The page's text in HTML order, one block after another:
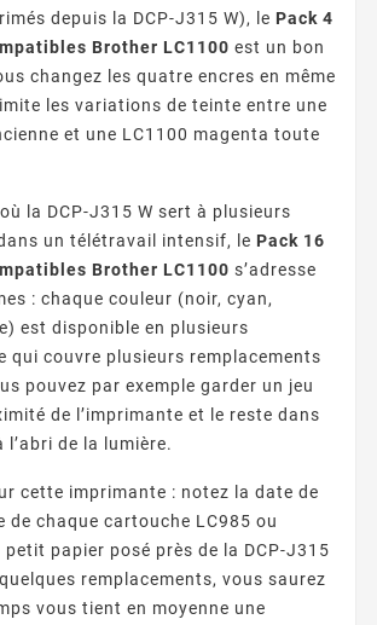
depuis la DCP-J315 W), le Pack 4
Brother LC1100 est un bon
changez les quatre encres en même
les variations de teinte entre une
et une LC1100 magenta toute
la DCP-J315 W sert à plusieurs
un télétravail intensif, le Pack 16
Brother LC1100 s’adresse
: chaque couleur (noir, cyan,
est disponible en plusieurs
qui couvre plusieurs remplacements
pouvez par exemple garder un jeu
de l’imprimante et le reste dans
l’abri de la lumière.
cette imprimante : notez la date de
de chaque cartouche LC985 ou
petit papier posé près de la DCP-J315
remplacements, vous saurez
vous tient en moyenne une